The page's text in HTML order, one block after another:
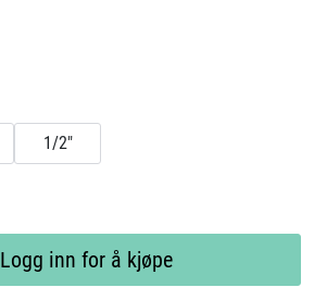
1/2"
Logg inn for å kjøpe